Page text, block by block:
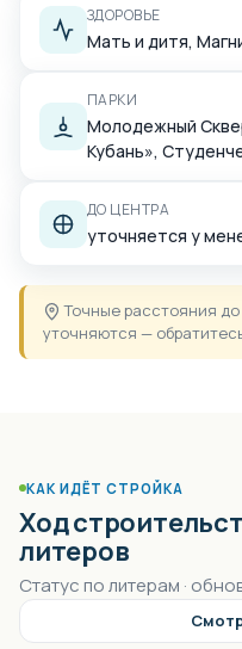
ЗДОРОВЬЕ
Мать и дитя,
ПАРКИ
Молодежный
Кубань»,
ДО ЦЕНТРА
уточняется у
Точные расстояния
уточняются —
КАК ИДЁТ СТРОЙКА
Ход
литеров
Статус по литерам ·